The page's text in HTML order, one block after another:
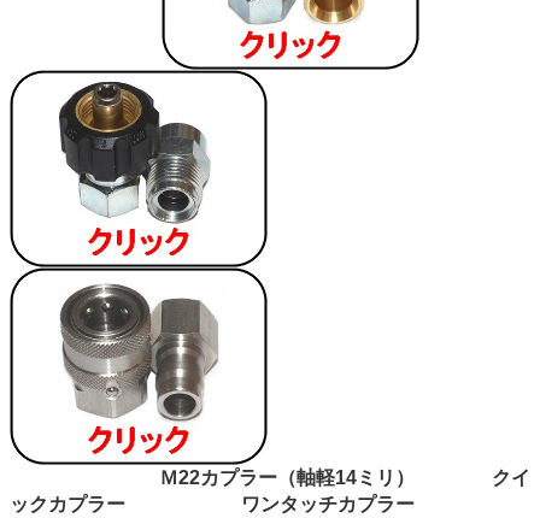
Ｍ22カプラー（軸軽14ミリ） クイ
ックカプラー
ワンタッチカプラー